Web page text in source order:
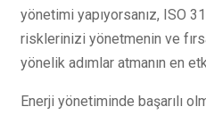
yönetimi yapıyorsanız, ISO
risklerinizi yönetmenin ve
yönelik adımlar atmanın en
Enerji yönetiminde başarılı